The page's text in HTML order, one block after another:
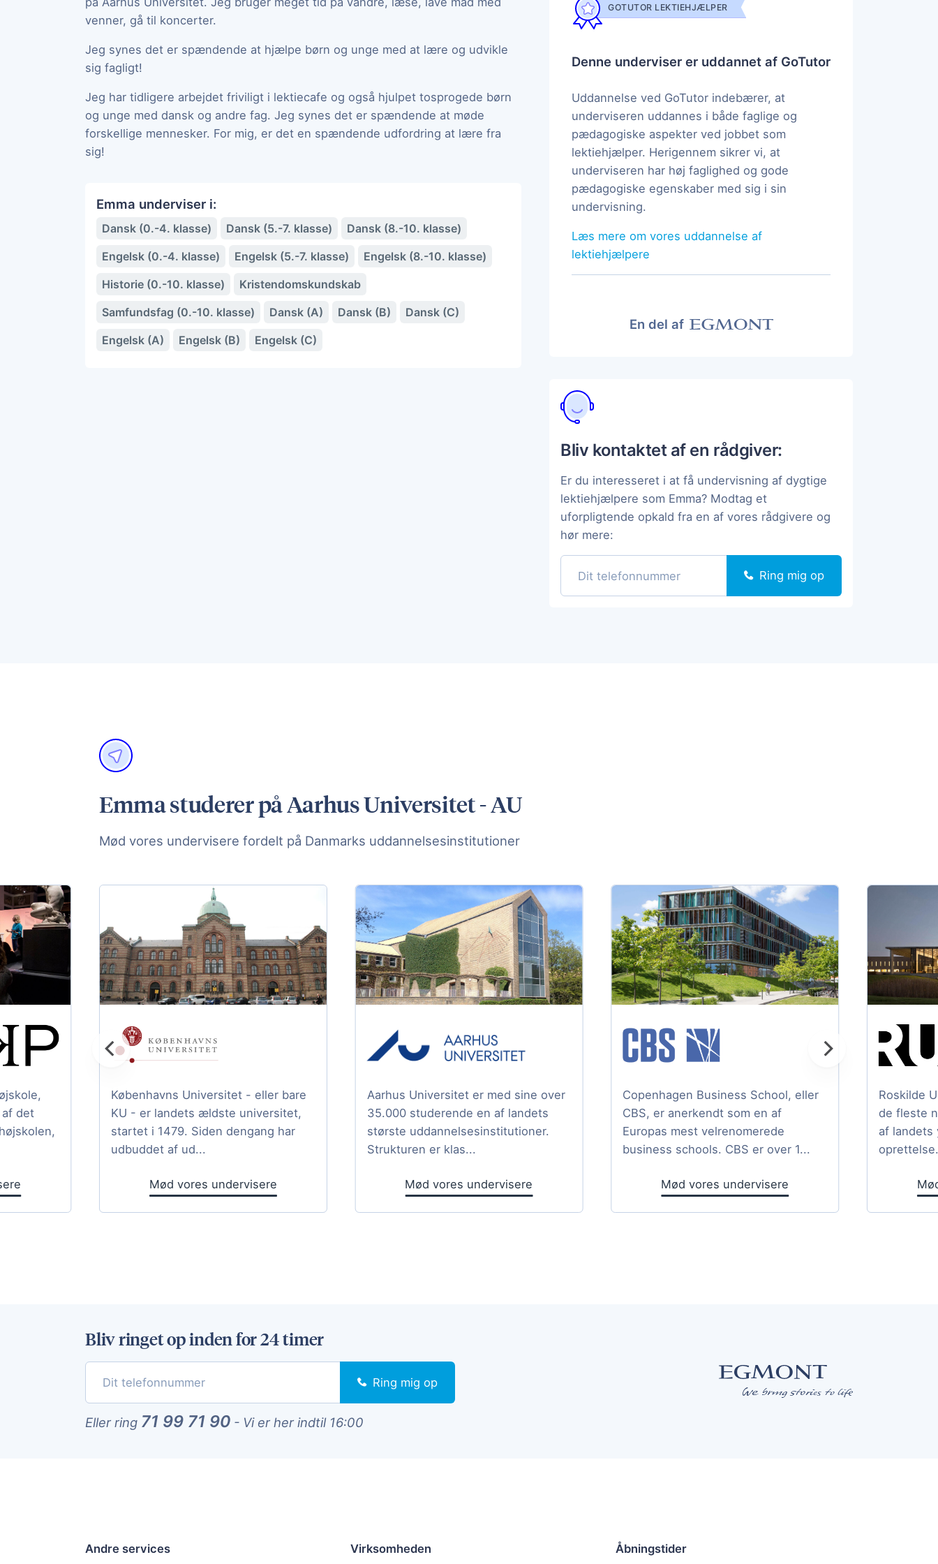
venner, gå til koncerter.
Jeg synes det er spændende at hjælpe børn og unge med at lære og udvikle
sig fagligt!
Jeg har tidligere arbejdet friviligt i lektiecafe og også hjulpet tosprogede børn
og unge med dansk og andre fag. Jeg synes det er spændende at møde
forskellige mennesker. For mig, er det en spændende udfordring at lære fra
sig!
Emma underviser i:
Dansk (0.-4. klasse) Dansk (5.-7. klasse)
Dansk (8.-10. klasse)
Engelsk (0.-4. klasse)
Engelsk (5.-7. klasse)
Engelsk (8.-10. klasse)
Historie (0.-10. klasse)
Kristendomskundskab
Samfundsfag (0.-10. klasse)
Dansk (A) Dansk (B)
Dansk (C)
Engelsk (A)
Engelsk (B) Engelsk (C)
GOTUTOR LEKTIEHJÆLPER
Denne underviser er uddannet af GoTutor
Uddannelse ved GoTutor indebærer, at
underviseren uddannes i både faglige og
pædagogiske aspekter ved jobbet som
lektiehjælper. Herigennem sikrer vi, at
underviseren har høj faglighed og gode
pædagogiske egenskaber med sig i sin
undervisning.
Læs mere om vores uddannelse af
lektiehjælpere
En del af
Bliv kontaktet af en rådgiver:
Er du interesseret i at få undervisning af dygtige
lektiehjælpere som Emma? Modtag et
uforpligtende opkald fra en af vores rådgivere og
hør mere:
Ring mig op
Emma studerer på Aarhus Universitet - AU
Mød vores undervisere fordelt på Danmarks uddannelsesinstitutioner
Aarhus Universitet er med sine over
35.000 studerende en af landets
største uddannelsesinstitutioner.
Strukturen er klas...
Mød vores undervisere
Copenhagen Business School, eller
CBS, er anerkendt som en af
Europas mest velrenomerede
business schools. CBS er over 1...
Mød vores undervisere
Roskilde
de fleste
af landets
det
Københavns Universitet - eller bare
KU - er landets ældste universitet,
startet i 1479. Siden dengang har
udbuddet af ud...
Mød vores undervisere
Bliv ringet op inden for 24 timer
Ring mig op
Eller ring 71 99 71 90 - Vi er her indtil 16:00
Andre services Virksomheden Åbningstider